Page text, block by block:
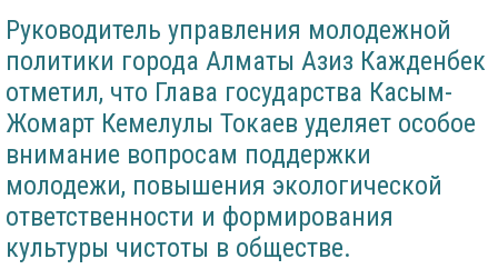
Руководитель управления молодежной
политики города Алматы Азиз Кажденбек
отметил, что Глава государства Касым-
Жомарт Кемелулы Токаев уделяет особое
внимание вопросам поддержки
молодежи, повышения экологической
ответственности и формирования
культуры чистоты в обществе.